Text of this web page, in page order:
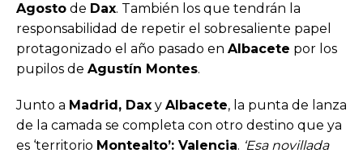
Agosto de Dax. También los que tendrán la
responsabilidad de repetir el sobresaliente papel
protagonizado el año pasado en Albacete por los
pupilos de Agustín Montes.
Junto a Madrid, Dax y Albacete, la punta de lanza
de la camada se completa con otro destino que ya
es ‘territorio Montealto’: Valencia. ‘Esa novillada